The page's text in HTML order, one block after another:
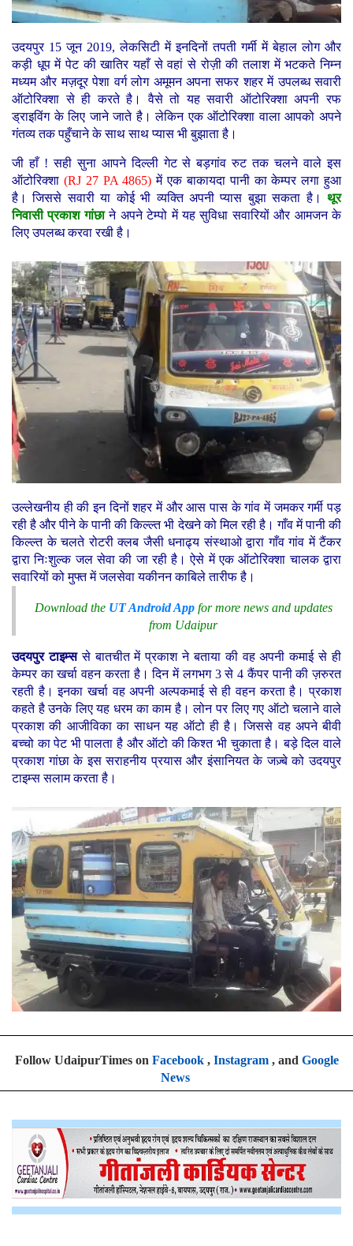
उदयपुर 15 जून 2019, लेकसिटी में इनदिनों तपती गर्मी में बेहाल लोग और
कड़ी धूप में पेट की खातिर यहाँ से वहां से रोज़ी की तलाश में भटकते निम्न
मध्यम और मज़दूर पेशा वर्ग लोग अमूमन अपना सफर शहर में उपलब्ध सवारी
ऑटोरिक्शा से ही करते है। वैसे तो यह सवारी ऑटोरिक्शा अपनी रफ
ड्राइविंग के लिए जाने जाते है। लेकिन एक ऑटोरिक्शा वाला आपको अपने
गंतव्य तक पहुँचाने के साथ साथ प्यास भी बुझाता है।
जी हाँ ! सही सुना आपने दिल्ली गेट से बड़गांव रुट तक चलने वाले इस
ऑटोरिक्शा (RJ 27 PA 4865) में एक बाकायदा पानी का केम्पर लगा हुआ
है। जिससे सवारी या कोई भी व्यक्ति अपनी प्यास बुझा सकता है। थूर
निवासी प्रकाश गांछाने अपने टेम्पो में यह सुविधा सवारियों और आमजन के
लिए उपलब्ध करवा रखी है।
उल्लेखनीय ही की इन दिनों शहर में और आस पास के गांव में जमकर गर्मी पड़
रही है और पीने के पानी की किल्ल्त भी देखने को मिल रही है। गाँव में पानी की
किल्ल्त के चलते रोटरी क्लब जैसी धनाढ्य संस्थाओ द्वारा गाँव गांव में टैंकर
द्वारा निःशुल्क जल सेवा की जा रही है। ऐसे में एक ऑटोरिक्शा चालक द्वारा
सवारियों को मुफ्त में जलसेवा यकीनन काबिले तारीफ है।
Download the UT Android Appfor more news and updates
from Udaipur
उदयपुर टाइम्ससे बातचीत में प्रकाश ने बताया की वह अपनी कमाई से ही
केम्पर का खर्चा वहन करता है। दिन में लगभग 3 से 4 कैंपर पानी की ज़रुरत
रहती है। इनका खर्चा वह अपनी अल्पकमाई से ही वहन करता है। प्रकाश
कहते है उनके लिए यह धरम का काम है। लोन पर लिए गए ऑटो चलाने वाले
प्रकाश की आजीविका का साधन यह ऑटो ही है। जिससे वह अपने बीवी
बच्चो का पेट भी पालता है और ऑटो की किश्त भी चुकाता है। बड़े दिल वाले
प्रकाश गांछा के इस सराहनीय प्रयास और इंसानियत के जज़्बे को उदयपुर
टाइम्स सलाम करता है।
Follow UdaipurTimes on Facebook, Instagram, and Google
News